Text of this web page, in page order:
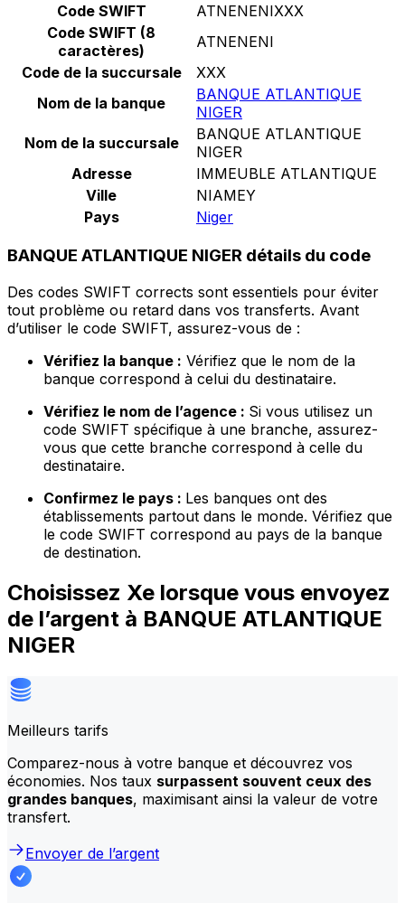
Code SWIFT
ATNENENIXXX
Code SWIFT (8
caractères)
ATNENENI
Code de la succursale
XXX
Nom de la banque
BANQUE ATLANTIQUE
NIGER
Nom de la succursale
BANQUE ATLANTIQUE
NIGER
Adresse
IMMEUBLE ATLANTIQUE
Ville
NIAMEY
Pays
Niger
BANQUE ATLANTIQUE NIGER détails du code
Des codes SWIFT corrects sont essentiels pour éviter
tout problème ou retard dans vos transferts. Avant
d’utiliser le code SWIFT, assurez-vous de :
Vérifiez la banque : Vérifiez que le nom de la
banque correspond à celui du destinataire.
Vérifiez le nom de l’agence : Si vous utilisez un
code SWIFT spécifique à une branche, assurez-
vous que cette branche correspond à celle du
destinataire.
Confirmez le pays : Les banques ont des
établissements partout dans le monde. Vérifiez que
le code SWIFT correspond au pays de la banque
de destination.
Choisissez Xe lorsque vous envoyez
de l’argent à BANQUE ATLANTIQUE
NIGER
Meilleurs tarifs
Comparez-nous à votre banque et découvrez vos
économies. Nos taux surpassent souvent ceux des
grandes banques, maximisant ainsi la valeur de votre
transfert.
Envoyer de l’argent